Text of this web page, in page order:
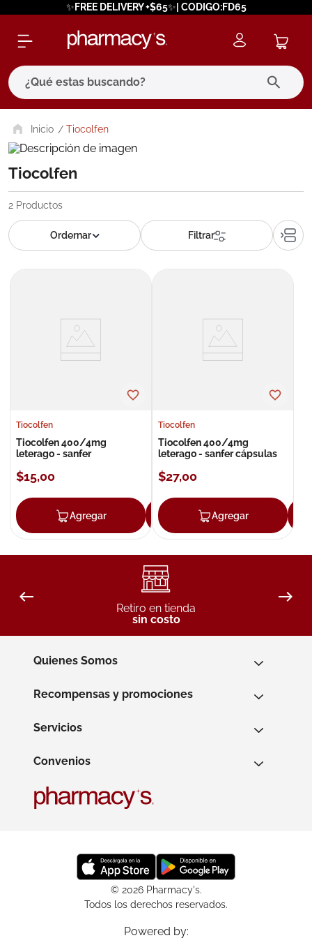
✨FREE DELIVERY +$65✨| CODIGO:FD65
¿Qué estas buscando?
Tiocolfen
Tiocolfen
2 Productos
Tiocolfen
Tiocolfen 400/4mg
leterago - sanfer
$15,00
Agregar Agregar
Tiocolfen
Tiocolfen 400/4mg
leterago - sanfer cápsulas
$27,00
Agregar
Retiro en tienda
sin costo
Quienes Somos
Recompensas y promociones
Servicios
Convenios
© 2026 Pharmacy's.
Todos los derechos reservados.
Powered by:
términos más buscados
1. eucerin
2. protector solar
3. bioderma
5. cerave
roche posay